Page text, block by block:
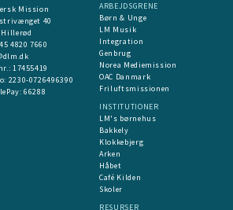
Mission
40
Hillerød
4820 7660
17455419
2230-0726496390
66288
ARBEJDSGRENE
Børn & Unge
LM Musik
Integration
Genbrug
Norea Mediemission
OAC Danmark
Friluftsmissionen
INSTITUTIONER
LM's børnehus
Bakkely
Klokkebjerg
Arken
Håbet
Café Kilden
Skoler
RESURSER